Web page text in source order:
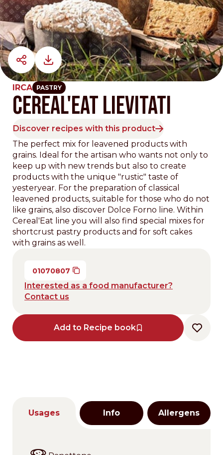
IRCA PASTRY
CEREAL'EAT LIEVITATI
Discover recipes with this product
The perfect mix for leavened products with
grains. Ideal for the artisan who wants not only to
keep up with new trends but also to create
products with the unique "rustic" taste of
yesteryear. For the preparation of classical
leavened products, suitable for those who do not
like grains, also discover Dolce Forno line. Within
Cereal'Eat line you will also find special mixes for
shortcrust pastry products and for soft cakes
with grains as well.
01070807
Interested as a food manufacturer?
Contact us
Add to Recipe book
Usages Info Allergens